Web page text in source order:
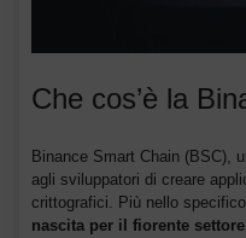
Che cos’è la
Binance Smart Chain (BSC),
agli sviluppatori di creare
crittografici. Più nello specifico
nascita per il fiorente